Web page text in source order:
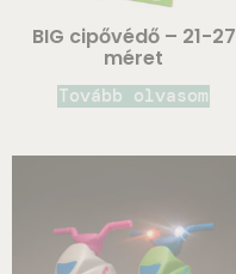
BIG cipővédő – 21-27
méret
Tovább olvasom